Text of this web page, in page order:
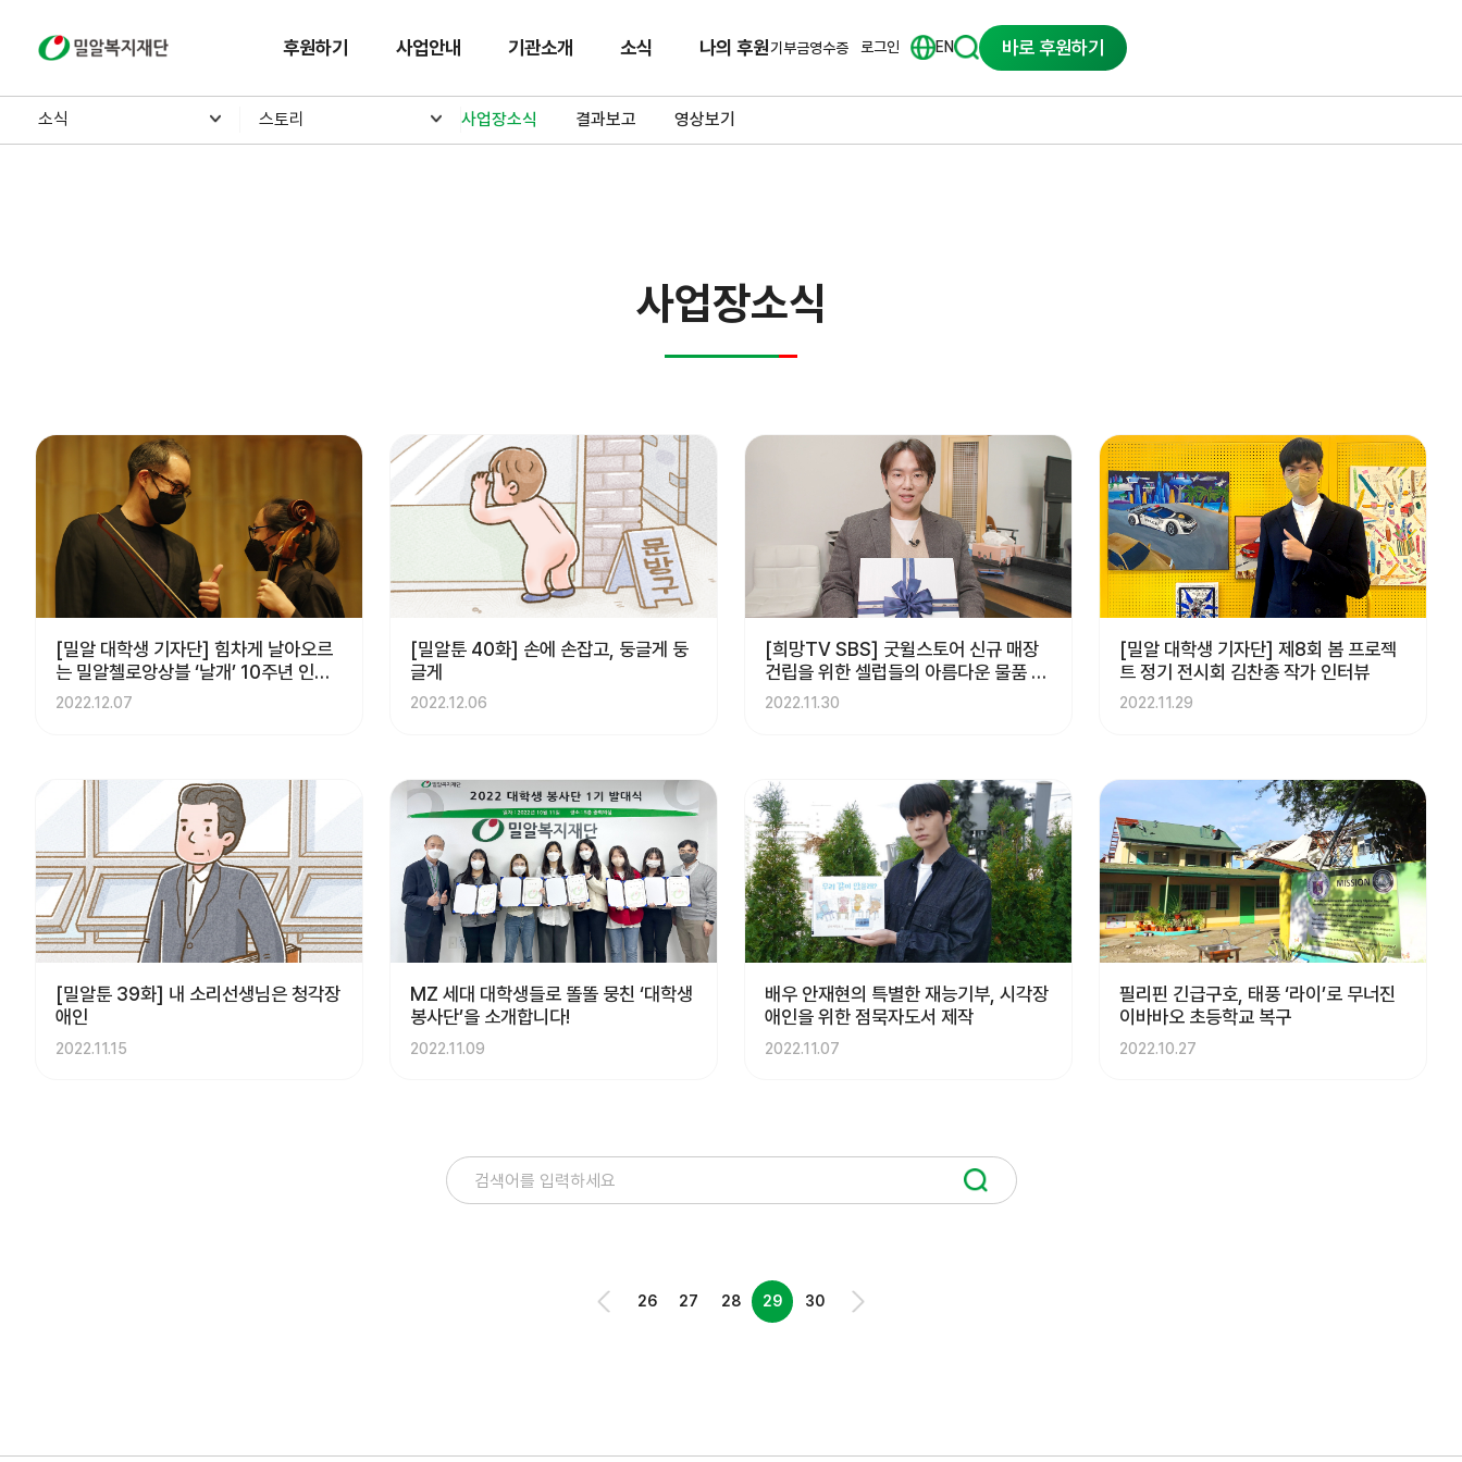
밀알복지재단 후원하기 사업안내 기관소개 소식 나의 후원기부금영수증 로그인 EN 바로 후원하기
소식 스토리 사업장소식 결과보고 영상보기
사업장소식
[밀알 대학생 기자단] 힘차게 날아오르
는 밀알첼로앙상블 ‘날개’ 10주년 인터
뷰
2022.12.07
[밀알툰 40화] 손에 손잡고, 둥글게 둥
글게
2022.12.06
[희망TV SBS] 굿윌스토어 신규 매장
건립을 위한 셀럽들의 아름다운 물품 기
부!
2022.11.30
[밀알 대학생 기자단] 제8회 봄 프로젝
트 정기 전시회 김찬종 작가 인터뷰
2022.11.29
[밀알툰 39화] 내 소리선생님은 청각장
애인
2022.11.15
MZ 세대 대학생들로 똘똘 뭉친 ‘대학생
봉사단’을 소개합니다!
2022.11.09
배우 안재현의 특별한 재능기부, 시각장
애인을 위한 점묵자도서 제작
2022.11.07
필리핀 긴급구호, 태풍 ‘라이’로 무너진
이바바오 초등학교 복구
2022.10.27
26 27 28 29 30